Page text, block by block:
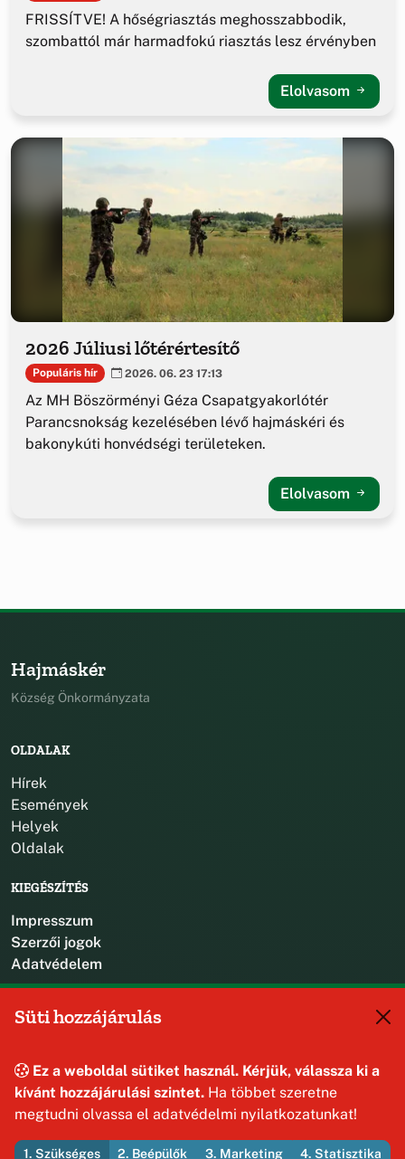
FRISSÍTVE! A hőségriasztás meghosszabbodik,
szombattól már harmadfokú riasztás lesz érvényben
Elolvasom
2026 Júliusi lőtérértesítő
Populáris hír 2026. 06. 23 17:13
Az MH Böszörményi Géza Csapatgyakorlótér
Parancsnokság kezelésében lévő hajmáskéri és
bakonykúti honvédségi területeken.
Elolvasom
Hajmáskér
Község Önkormányzata
OLDALAK
Hírek
Események
Helyek
Oldalak
KIEGÉSZÍTÉS
Impresszum
Szerzői jogok
Adatvédelem
8192 Hajmáskér, Kossuth Lajos u. 31.
Süti hozzájárulás
Ez a weboldal sütiket használ. Kérjük, válassza ki a
kívánt hozzájárulási szintet. Ha többet szeretne
megtudni olvassa el adatvédelmi nyilatkozatunkat!
1. Szükséges 2. Beépülők 3. Marketing 4. Statisztika